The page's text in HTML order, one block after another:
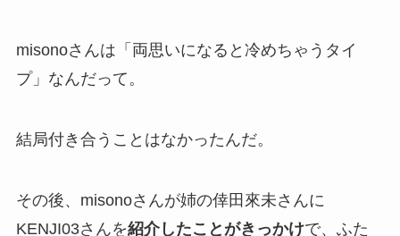
misonoさんは「両思いになると冷めちゃうタイ
プ」なんだって。
結局付き合うことはなかったんだ。
その後、misonoさんが姉の倖田來未さんに
KENJI03さんを紹介したことがきっかけで、ふた